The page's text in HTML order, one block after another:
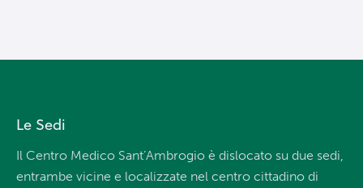
Le Sedi
Il Centro Medico Sant’Ambrogio è dislocato su due sedi,
entrambe vicine e localizzate nel centro cittadino di